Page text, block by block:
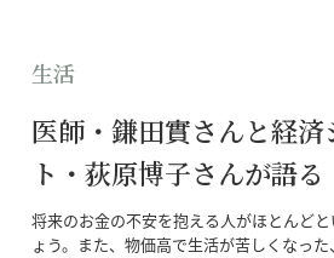
生活
医師・鎌田實さんと経済
ト・荻原博子さんが語
将来のお金の不安を抱える人がほとんど
ょう。また、物価高で生活が苦しくなっ